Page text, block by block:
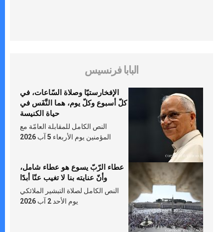
البابا فرنسيس
الإفخارستيّا وصلاة السّاعات، في
كلّ أسبوع وكلّ يوم، هما النَّفَس في
حياة الكنيسة
النص الكامل للمقابلة العامّة مع
المؤمنين يوم الأربعاء 5 آب 2026
عطاء الرّبّ يسوع هو عطاء شامل،
وأنّ عنايته بنا لا تغيب عنّا أبدًا
النص الكامل لصلاة التبشير الملائكي
يوم الأحد 2 آب 2026